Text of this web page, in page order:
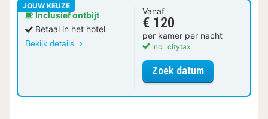
JOUW KEUZE
Inclusief ontbijt
Betaal in het hotel
Bekijk details
Vanaf
€ 120
per kamer per nacht
incl. citytax
Zoek datumvoor Superior